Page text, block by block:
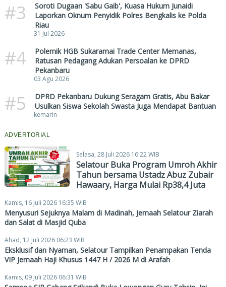
#3
Soroti Dugaan 'Sabu Gaib', Kuasa Hukum Junaidi
Laporkan Oknum Penyidik Polres Bengkalis ke Polda
Riau
31 Jul 2026
#4
Polemik HGB Sukaramai Trade Center Memanas,
Ratusan Pedagang Adukan Persoalan ke DPRD
Pekanbaru
03 Agu 2026
#5
DPRD Pekanbaru Dukung Seragam Gratis, Abu Bakar
Usulkan Siswa Sekolah Swasta Juga Mendapat Bantuan
kemarin
ADVERTORIAL
Selasa, 28 Juli 2026 16:22 WIB
Selatour Buka Program Umroh Akhir
Tahun bersama Ustadz Abuz Zubair
Hawaary, Harga Mulai Rp38,4 Juta
Kamis, 16 Juli 2026 16:35 WIB
Menyusuri Sejuknya Malam di Madinah, Jemaah Selatour Ziarah
dan Salat di Masjid Quba
Ahad, 12 Juli 2026 06:23 WIB
Eksklusif dan Nyaman, Selatour Tampilkan Penampakan Tenda
VIP Jemaah Haji Khusus 1447 H / 2026 M di Arafah
Kamis, 09 Juli 2026 06:31 WIB